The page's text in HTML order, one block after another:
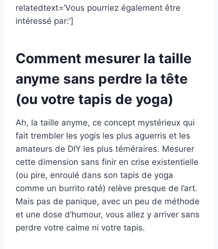
relatedtext=’Vous pourriez également être
intéressé par:’]
Comment mesurer la taille
anyme sans perdre la tête
(ou votre tapis de yoga)
Ah, la taille anyme, ce concept mystérieux qui
fait trembler les yogis les plus aguerris et les
amateurs de DIY les plus téméraires. Mesurer
cette dimension sans finir en crise existentielle
(ou pire, enroulé dans son tapis de yoga
comme un burrito raté) relève presque de l’art.
Mais pas de panique, avec un peu de méthode
et une dose d’humour, vous allez y arriver sans
perdre votre calme ni votre tapis.